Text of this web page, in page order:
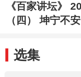
《百家讲坛》
（四） 坤宁不安
选集